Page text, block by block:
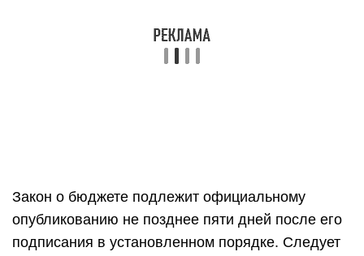
Закон о бюджете подлежит официальному
опубликованию не позднее пяти дней после его
подписания в установленном порядке. Следует